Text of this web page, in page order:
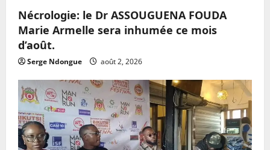
Nécrologie: le Dr ASSOUGUENA FOUDA
Marie Armelle sera inhumée ce mois
d’août.
Serge Ndongue août 2, 2026